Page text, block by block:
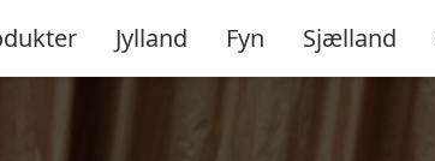
Jylland Fyn Sjælland